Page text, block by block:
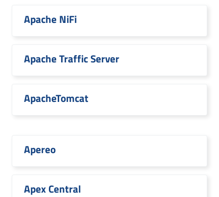
Apache NiFi
Apache Traffic Server
ApacheTomcat
Apereo
Apex Central